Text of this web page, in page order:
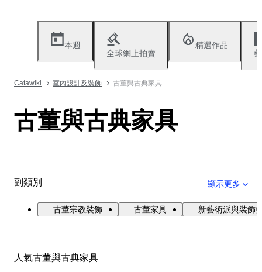
本週
全球網上拍賣
精選作品
Catawiki 室內設計及裝飾 古董與古典家具
古董與古典家具
副類別 顯示更多
古董宗教裝飾 古董家具 新藝術派與裝飾
人氣古董與古典家具